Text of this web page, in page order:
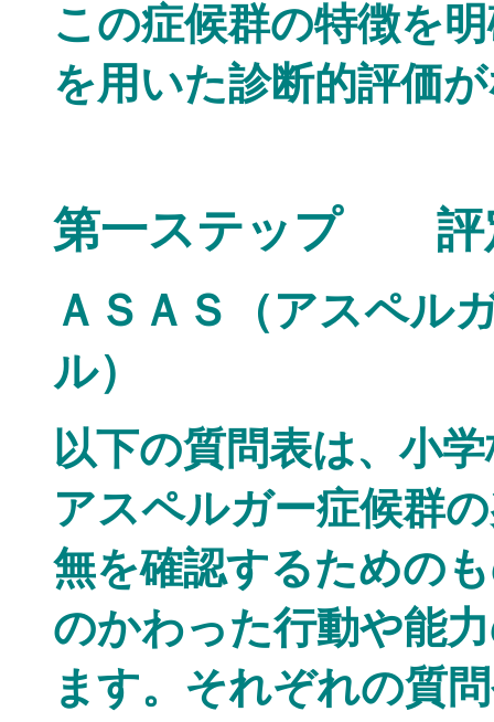
この症候群の特徴を
を用いた診断的評価
第一ステップ 評
ＡＳＡＳ（アスペル
ル）
以下の質問表は、小
アスペルガー症候群
無を確認するための
のかわった行動や能
ます。それぞれの質